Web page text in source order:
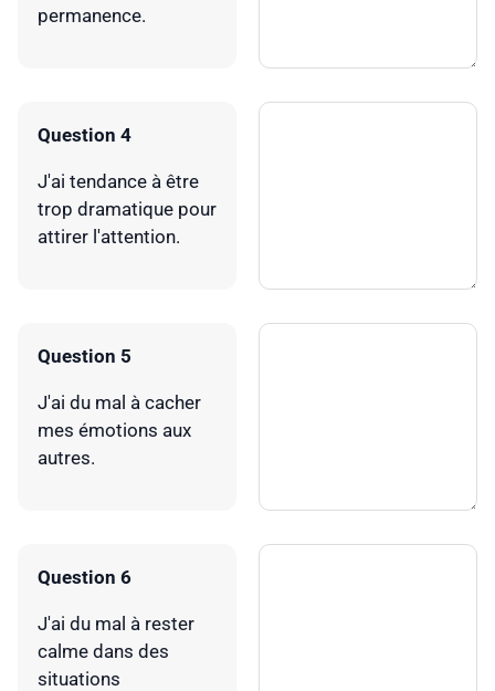
permanence.
Question 4
J'ai tendance à être
trop dramatique pour
attirer l'attention.
Question 5
J'ai du mal à cacher
mes émotions aux
autres.
Question 6
J'ai du mal à rester
calme dans des
situations